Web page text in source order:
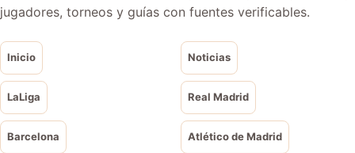
jugadores, torneos y guías con fuentes verificables.
Inicio Noticias
LaLiga Real Madrid
Barcelona Atlético de Madrid